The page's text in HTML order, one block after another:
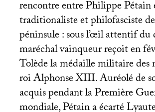
rencontre entre Philippe
traditionaliste et philofasciste
péninsule : sous l’œil attentif du
maréchal vainqueur reçoit en
Tolède la médaille militaire des
roi AlphonseXIII. Auréolé de
acquis pendant la Première